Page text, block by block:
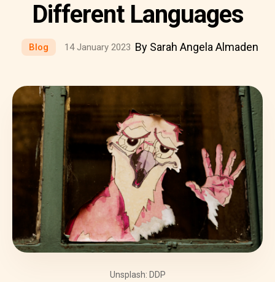
Different Languages
Blog 14 January 2023 By Sarah Angela Almaden
Unsplash: DDP